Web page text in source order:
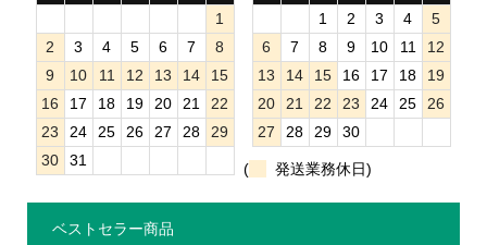
1
2
3 4 5 6 7
8
9
10 11 12 13 14
15
16
17 18 19 20 21
22
23
24 25 26 27 28
29
30
31
1
2 3 4
5
6
7 8 9 10 11
12
13
14 15 16 17 18
19
20
21 22 23 24 25
26
27
28 29 30
( 発送業務休日)
ベストセラー商品